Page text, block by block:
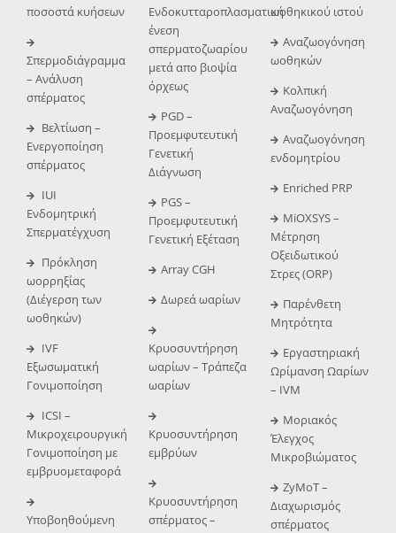
ποσοστά κυήσεων
Σπερμοδιάγραμμα
– Ανάλυση
σπέρματος
Βελτίωση –
Ενεργοποίηση
σπέρματος
IUI
Ενδομητρική
Σπερματέγχυση
Πρόκληση
ωορρηξίας
(Διέγερση των
ωοθηκών)
IVF
Εξωσωματική
Γονιμοποίηση
ICSI –
Μικροχειρουργική
Γονιμοποίηση με
εμβρυομεταφορά
Υποβοηθούμενη
Ενδοκυτταροπλασματική
ένεση
σπερματοζωαρίου
μετά απο βιοψία
όρχεως
PGD –
Προεμφυτευτική
Γενετική
Διάγνωση
PGS –
Προεμφυτευτική
Γενετική Εξέταση
Array CGH
Δωρεά ωαρίων
Κρυοσυντήρηση
ωαρίων – Τράπεζα
ωαρίων
Κρυοσυντήρηση
εμβρύων
Κρυοσυντήρηση
σπέρματος –
ωοθηκικού ιστού
Αναζωογόνηση
ωοθηκών
Κολπική
Αναζωογόνηση
Αναζωογόνηση
ενδομητρίου
Enriched PRP
MiOXSYS –
Μέτρηση
Οξειδωτικού
Στρες (ORP)
Παρένθετη
Μητρότητα
Εργαστηριακή
Ωρίμανση Ωαρίων
– IVM
Μοριακός
Έλεγχος
Μικροβιώματος
ZyMoT –
Διαχωρισμός
σπέρματος